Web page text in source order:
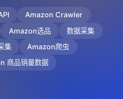
Amazon Crawler
Amazon选品
数据采集
集
Amazon爬虫
商品销量数据